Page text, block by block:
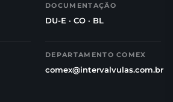
DOCUMENTAÇÃO
DU-E · CO · BL
DEPARTAMENTO COMEX
comex@intervalvulas.com.br